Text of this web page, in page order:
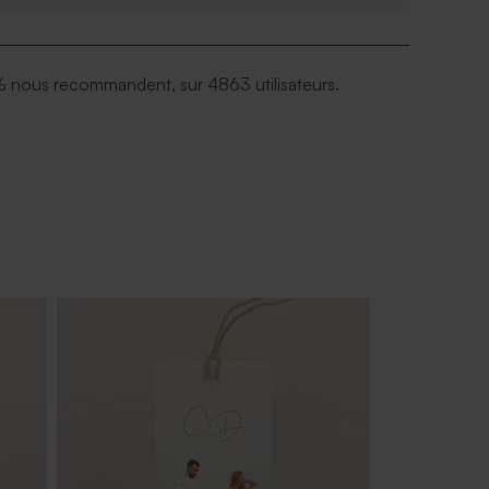
nous recommandent, sur 4863 utilisateurs.